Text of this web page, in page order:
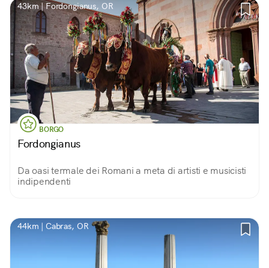
43km | Fordongianus, OR
BORGO
Fordongianus
Da oasi termale dei Romani a meta di artisti e musicisti
indipendenti
44km | Cabras, OR